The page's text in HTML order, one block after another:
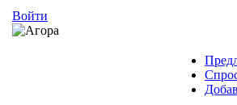
Войти